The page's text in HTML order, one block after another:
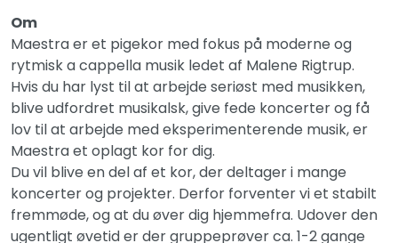
Om
Maestra er et pigekor med fokus på moderne og
rytmisk a cappella musik ledet af Malene Rigtrup.
Hvis du har lyst til at arbejde seriøst med musikken,
blive udfordret musikalsk, give fede koncerter og få
lov til at arbejde med eksperimenterende musik, er
Maestra et oplagt kor for dig.
Du vil blive en del af et kor, der deltager i mange
koncerter og projekter. Derfor forventer vi et stabilt
fremmøde, og at du øver dig hjemmefra. Udover den
ugentligt øvetid er der gruppeprøver ca. 1-2 gange